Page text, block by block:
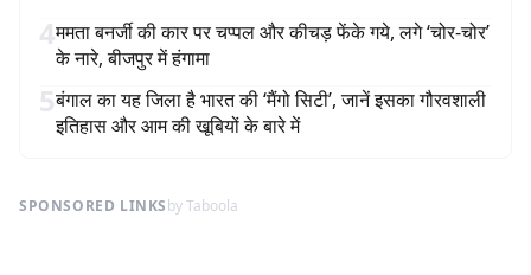
4ममता बनर्जी की कार पर चप्पल और कीचड़ फेंके गये, लगे ‘चोर-चोर’
के नारे, बीजपुर में हंगामा
5बंगाल का यह जिला है भारत की ‘मैंगो सिटी’, जानें इसका गौरवशाली
इतिहास और आम की खूबियों के बारे में
SPONSORED LINKSby Taboola